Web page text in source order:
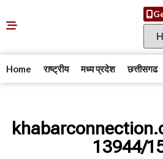
Home राष्ट्रीय मध्य प्रदेश छत्तीसगढ
13944/